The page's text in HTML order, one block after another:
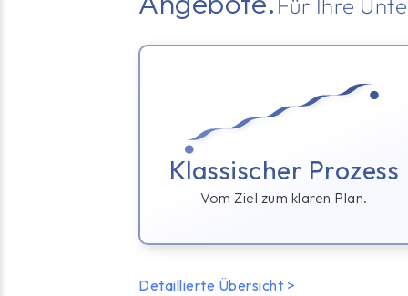
Für Ihre
Klassischer Prozess
Vom Ziel zum klaren Plan.
Detaillierte Übersicht >